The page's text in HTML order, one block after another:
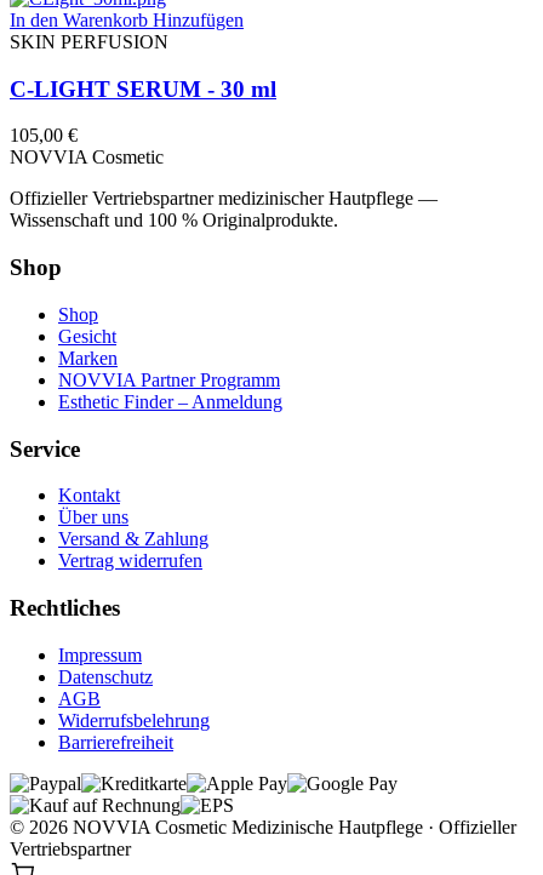
In den Warenkorb Hinzufügen
SKIN PERFUSION
C-LIGHT SERUM - 30 ml
105,00 €
NOVVIA Cosmetic
Offizieller Vertriebspartner medizinischer Hautpflege —
Wissenschaft und 100 % Originalprodukte.
Shop
Shop
Gesicht
Marken
NOVVIA Partner Programm
Esthetic Finder – Anmeldung
Service
Kontakt
Über uns
Versand & Zahlung
Vertrag widerrufen
Rechtliches
Impressum
Datenschutz
AGB
Widerrufsbelehrung
Barrierefreiheit
© 2026 NOVVIA Cosmetic Medizinische Hautpflege · Offizieller
Vertriebspartner